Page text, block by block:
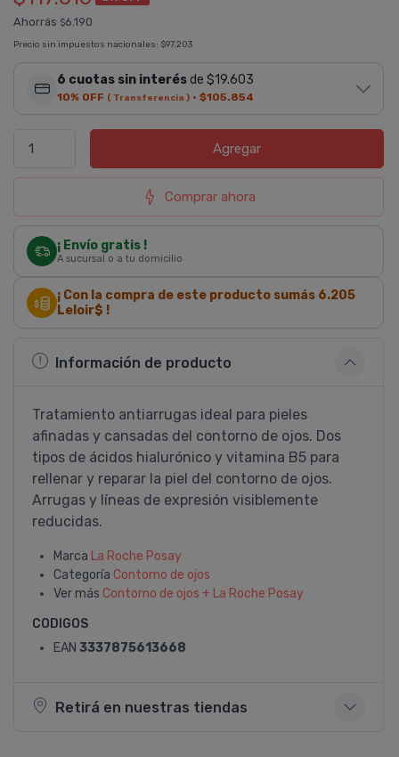
Ahorrás $6.190
Precio sin impuestos nacionales: $97.203
6 cuotas sin interésde $19.603
10% OFF ( Transferencia ) · $105.854
Agregar
Comprar ahora
¡ Envío gratis !
A sucursal o a tu domicilio
¡ Con la compra de este producto sumás 6.205
Leloir$ !
Información de producto
Tratamiento antiarrugas ideal para pieles
afinadas y cansadas del contorno de ojos. Dos
tipos de ácidos hialurónico y vitamina B5 para
rellenar y reparar la piel del contorno de ojos.
Arrugas y lí­neas de expresión visiblemente
reducidas.
Marca La Roche Posay
Categoría Contorno de ojos
Ver más Contorno de ojos + La Roche Posay
CODIGOS
EAN 3337875613668
Retirá en nuestras tiendas